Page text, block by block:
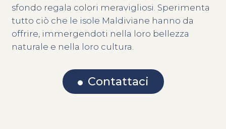
sfondo regala colori meravigliosi. Sperimenta
tutto ciò che le isole Maldiviane hanno da
offrire, immergendoti nella loro bellezza
naturale e nella loro cultura.
Contattaci